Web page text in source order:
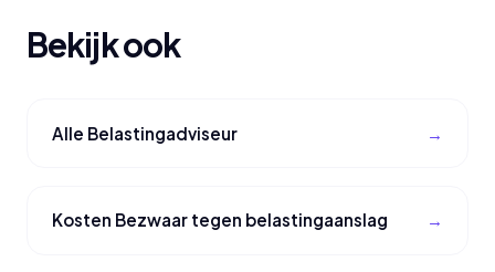
Bekijk ook
Alle Belastingadviseur
Kosten Bezwaar tegen belastingaanslag